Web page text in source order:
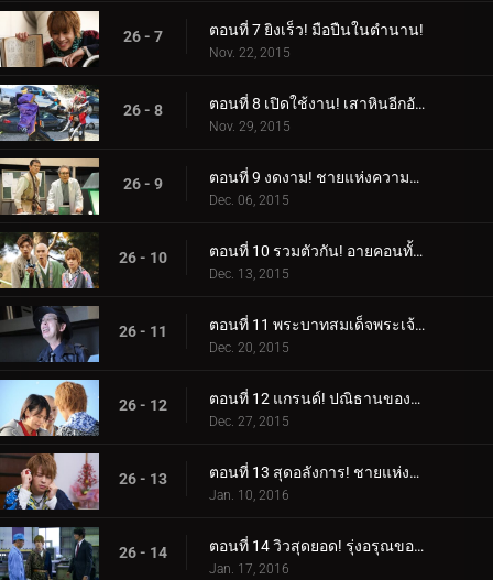
26 - 7 ตอนที่ 7 ยิงเร็ว! มือปืนในตำนาน!
Nov. 22, 2015
26 - 8 ตอนที่ 8 เปิดใช้งาน! เสาหินอีกอัน!
Nov. 29, 2015
26 - 9 ตอนที่ 9 งดงาม! ชายแห่งความจงรักภักดี!
Dec. 06, 2015
26 - 10 ตอนที่ 10 รวมตัวกัน! อายคอนทั้ง 15!
Dec. 13, 2015
26 - 11 ตอนที่ 11 พระบาทสมเด็จพระเจ้าอยู่หัว! ดวงตาลึกลับ!
Dec. 20, 2015
26 - 12 ตอนที่ 12 แกรนด์! ปณิธานของลูกผู้ชาย!
Dec. 27, 2015
26 - 13 ตอนที่ 13 สุดอลังการ! ชายแห่งอิสรภาพ!
Jan. 10, 2016
26 - 14 ตอนที่ 14 วิวสุดยอด! รุ่งอรุณของโลก!
Jan. 17, 2016